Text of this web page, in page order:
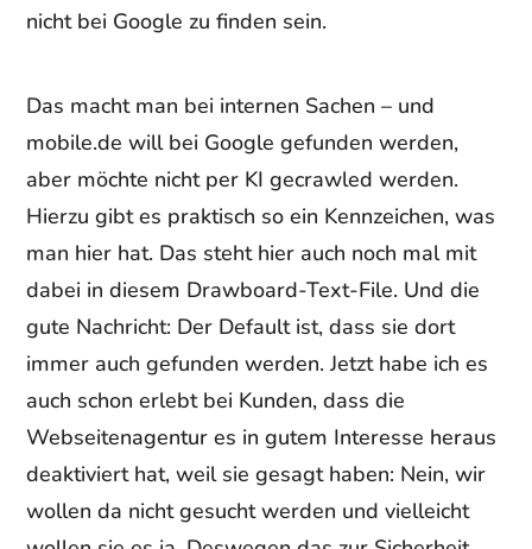
nicht bei Google zu finden sein.
Das macht man bei internen Sachen – und
mobile.de will bei Google gefunden werden,
aber möchte nicht per KI gecrawled werden.
Hierzu gibt es praktisch so ein Kennzeichen, was
man hier hat. Das steht hier auch noch mal mit
dabei in diesem Drawboard-Text-File. Und die
gute Nachricht: Der Default ist, dass sie dort
immer auch gefunden werden. Jetzt habe ich es
auch schon erlebt bei Kunden, dass die
Webseitenagentur es in gutem Interesse heraus
deaktiviert hat, weil sie gesagt haben: Nein, wir
wollen da nicht gesucht werden und vielleicht